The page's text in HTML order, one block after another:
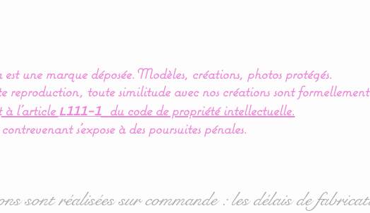
une marque déposée. Modèles, créations, photos protégés.
toute similitude avec nos créations sont
à l’article L111-1
du code de propriété intellectuelle.
s'expose à des poursuites pénales.
sont réalisées sur commande : les délais de